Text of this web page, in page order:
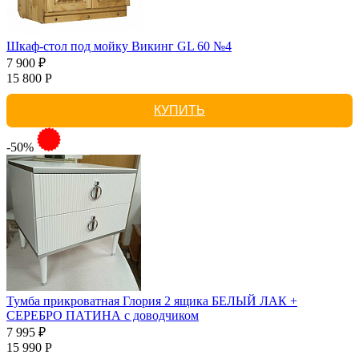
Шкаф-стол под мойку Викинг GL 60 №4
7 900 ₽
15 800 Р
КУПИТЬ
-50%
Тумба прикроватная Глория 2 ящика БЕЛЫЙ ЛАК +
СЕРЕБРО ПАТИНА с доводчиком
7 995 ₽
15 990 Р